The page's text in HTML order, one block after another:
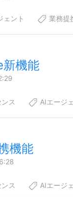
ェント 業務提
機能
ス AIエージ
機能
ス AIエージ